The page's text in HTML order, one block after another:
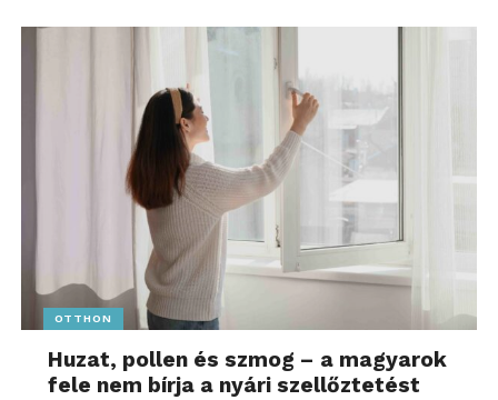
OTTHON
Huzat, pollen és szmog – a magyarok
fele nem bírja a nyári szellőztetést